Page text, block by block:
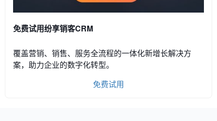
免费试用纷享销客CRM
覆盖营销、销售、服务全流程的一体化新增长解决方
案，助力企业的数字化转型。
免费试用